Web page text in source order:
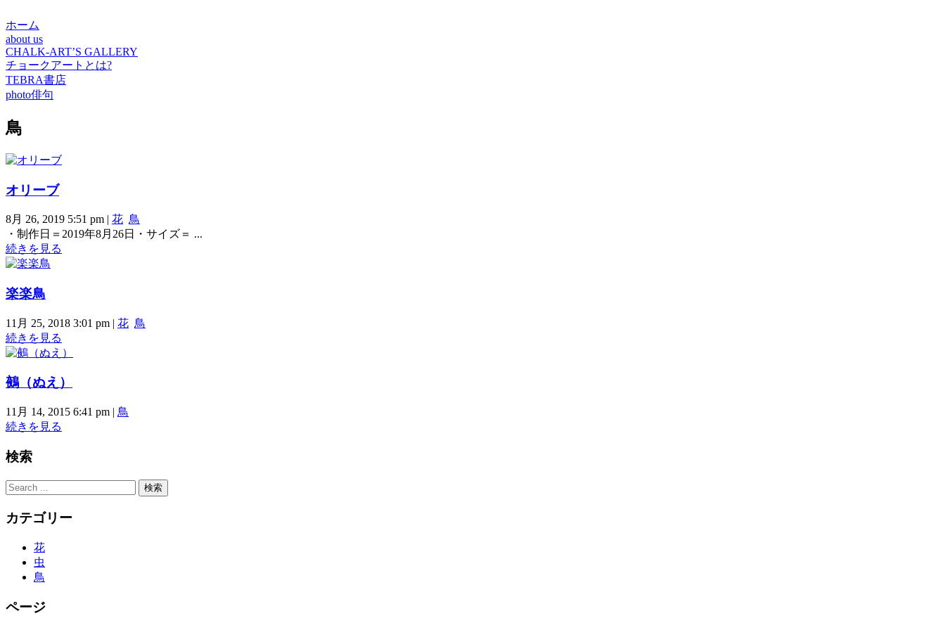
ホーム
about us
CHALK-ART’S GALLERY
チョークアートとは?
TEBRA書店
photo俳句
鳥
オリーブ
8月 26, 2019 5:51 pm | 花 鳥
・制作日＝2019年8月26日・サイズ＝ ...
続きを見る
楽楽鳥
11月 25, 2018 3:01 pm | 花 鳥
続きを見る
鵺（ぬえ）
11月 14, 2015 6:41 pm | 鳥
続きを見る
検索
カテゴリー
花
虫
鳥
ページ